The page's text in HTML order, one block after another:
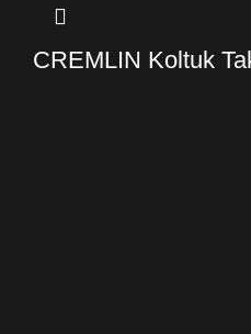
CREMLIN Koltuk